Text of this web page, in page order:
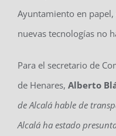
Ayuntamiento en
nuevas tecnologías no
Para el secretario de
de Henares, Alberto
de Alcalá hable de
Alcalá ha estado